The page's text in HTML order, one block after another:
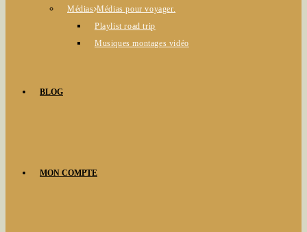
Médias Médias pour voyager.
Playlist road trip
Musiques montages vidéo
BLOG
MON COMPTE